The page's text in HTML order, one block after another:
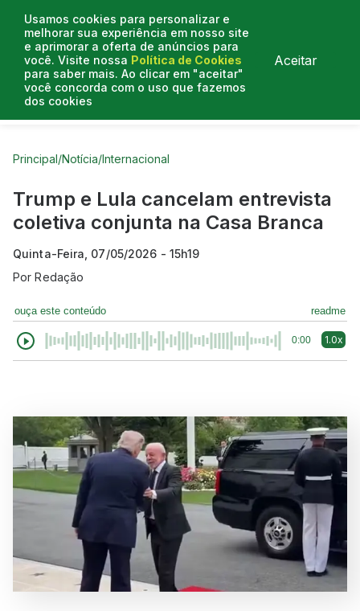
Usamos cookies para personalizar e
melhorar sua experiência em nosso site
e aprimorar a oferta de anúncios para
você. Visite nossa Política de Cookies
para saber mais. Ao clicar em "aceitar"
você concorda com o uso que fazemos
dos cookies
Aceitar
Curtas do Poder
Principal/Notícia/Internacional
Trump e Lula cancelam entrevista
coletiva conjunta na Casa Branca
Quinta-Feira, 07/05/2026 - 15h19
PorRedação
ouça este conteúdo readme
0:00 1.0x